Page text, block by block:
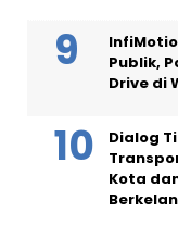
Publik,
Drive di
Dialog
Kota